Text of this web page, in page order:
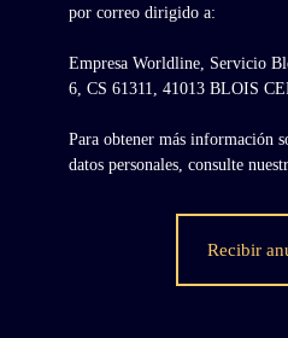
por correo dirigido a:
Empresa Worldline, Servicio
6, CS 61311, 41013 BLOIS
Para obtener más información
datos personales, consulte
Recibir